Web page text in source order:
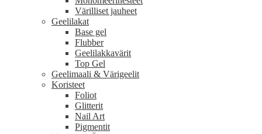
Värilliset jauheet
Geelilakat
Base gel
Flubber
Geelilakkavärit
Top Gel
Geelimaali & Värigeelit
Koristeet
Foliot
Glitterit
Nail Art
Pigmentit